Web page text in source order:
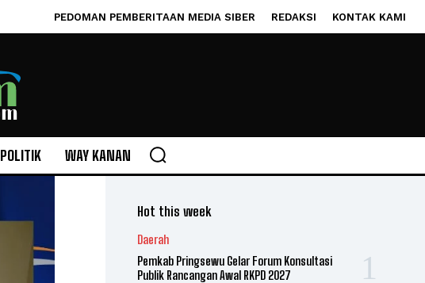
PEDOMAN PEMBERITAAN MEDIA SIBER REDAKSI KONTAK KAMI
POLITIK WAY KANAN
Hot this week
Daerah
Pemkab Pringsewu Gelar Forum Konsultasi
Publik Rancangan Awal RKPD 2027